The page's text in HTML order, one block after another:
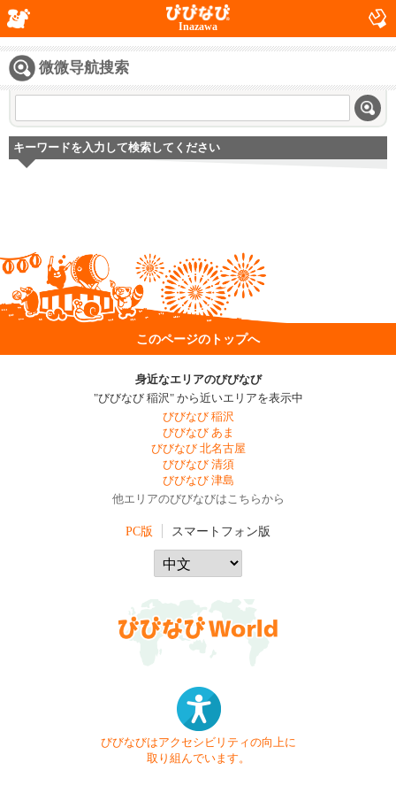
Inazawa
微微导航搜索
キーワードを入力して検索してください
このページのトップへ
身近なエリアのびびなび
"びびなび 稲沢" から近いエリアを表示中
びびなび 稲沢
びびなび あま
びびなび 北名古屋
びびなび 清須
びびなび 津島
他エリアのびびなびはこちらから
PC版 スマートフォン版
びびなびはアクセシビリティの向上に
取り組んでいます。